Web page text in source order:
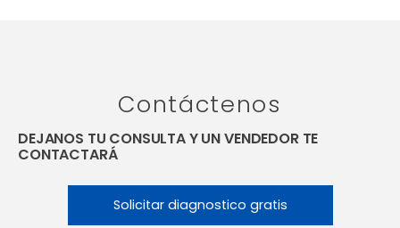
Contáctenos
DEJANOS TU CONSULTA Y UN VENDEDOR TE
CONTACTARÁ
Solicitar diagnostico gratis